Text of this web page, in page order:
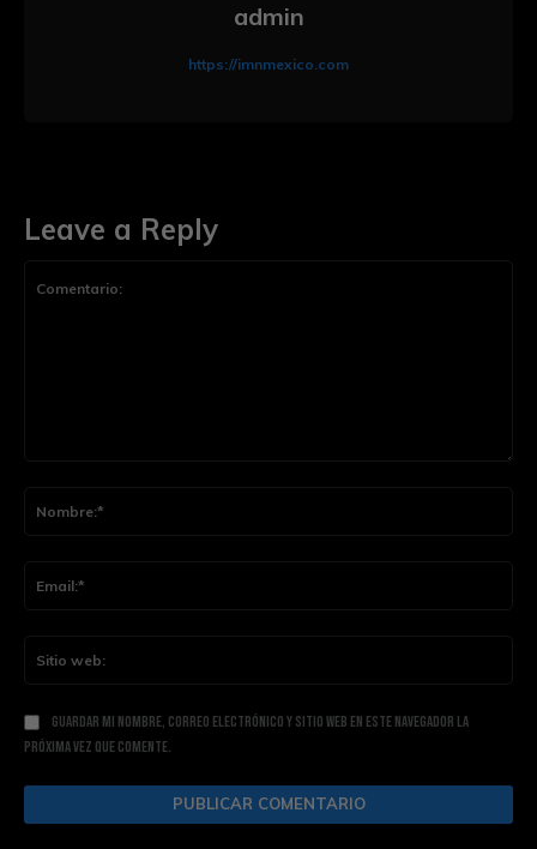
Leave a Reply
Guardar mi nombre, correo electrónico y sitio web en este navegador la
próxima vez que comente.
admin
https://imnmexico.com